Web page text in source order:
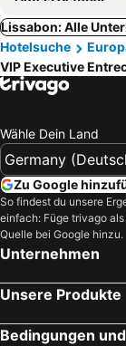
Lissabon: Alle
Hotelsuche
VIP Executive
Wähle Dein Land
Zu Google
So findest du unsere
einfach: Füge trivago
Quelle bei Google hinzu.
Unternehmen
Unsere Produkte
Bedingungen